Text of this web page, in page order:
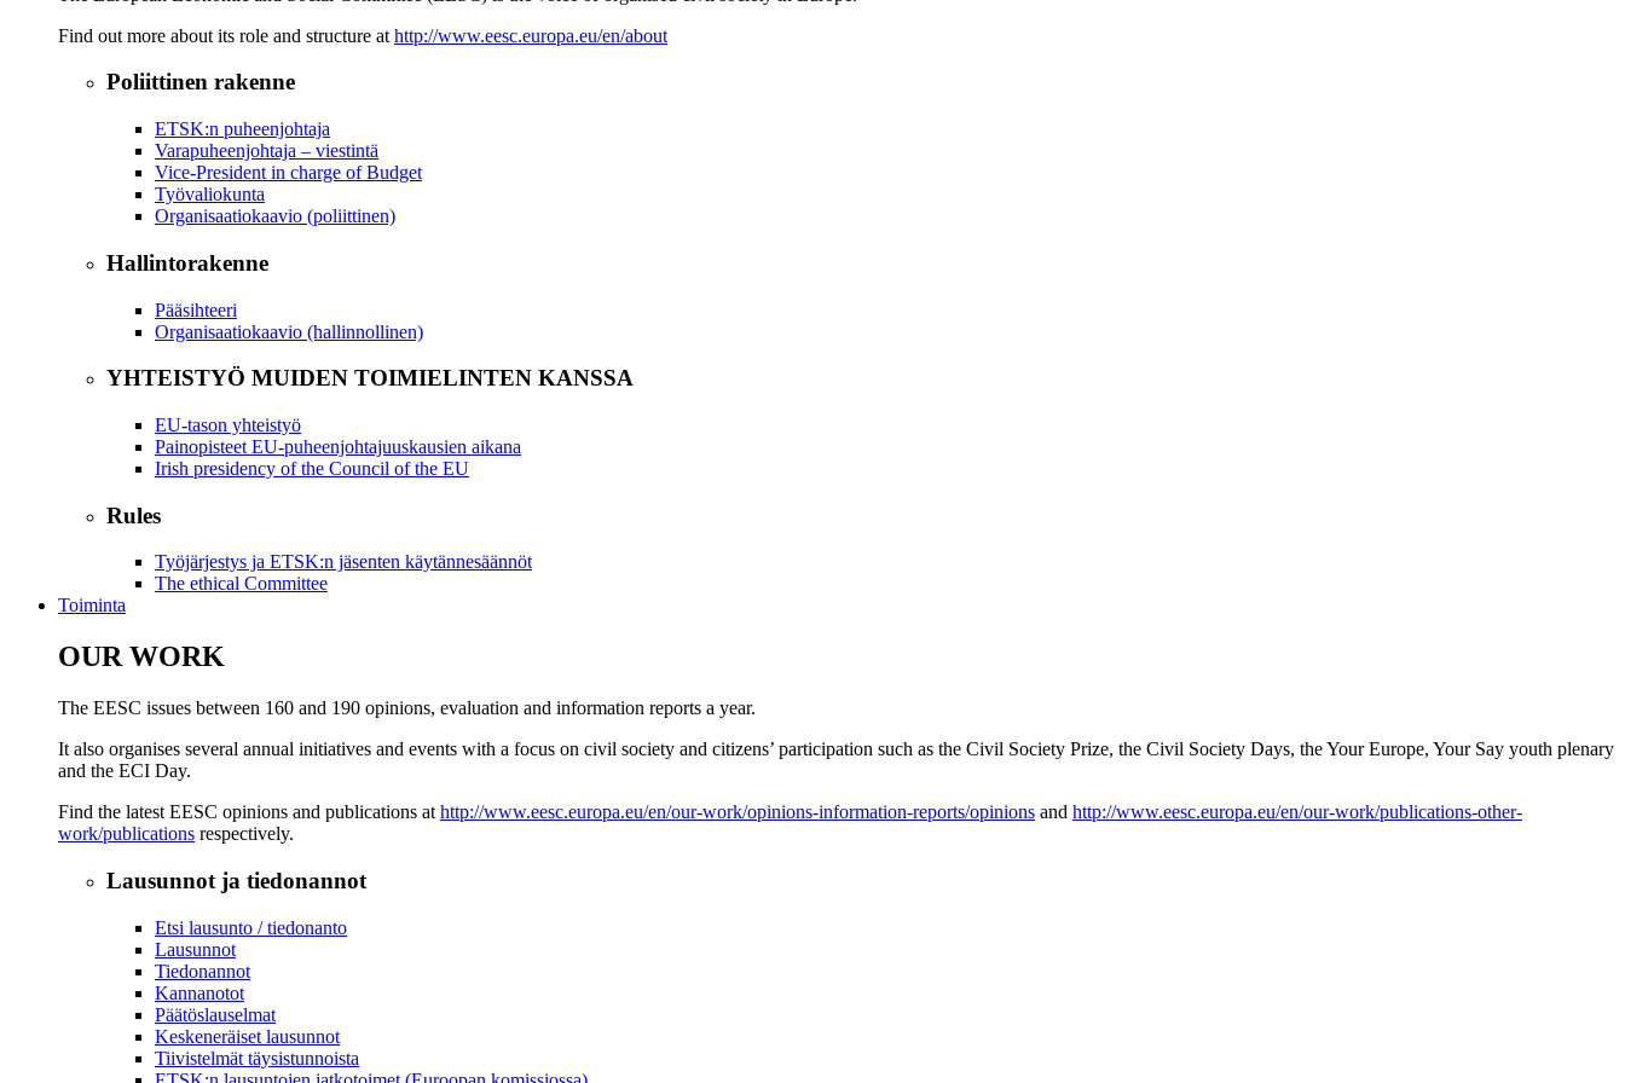
Find out more about its role and structure at http://www.eesc.europa.eu/en/about
Poliittinen rakenne
ETSK:n puheenjohtaja
Varapuheenjohtaja – viestintä
Vice-President in charge of Budget
Työvaliokunta
Organisaatiokaavio (poliittinen)
Hallintorakenne
Pääsihteeri
Organisaatiokaavio (hallinnollinen)
YHTEISTYÖ MUIDEN TOIMIELINTEN KANSSA
EU-tason yhteistyö
Painopisteet EU-puheenjohtajuuskausien aikana
Irish presidency of the Council of the EU
Rules
Työjärjestys ja ETSK:n jäsenten käytännesäännöt
​​​​​​​​​​​​​​​​​​​​​​The ethical Committee
Toiminta
OUR WORK
The EESC issues between 160 and 190 opinions, evaluation and information reports a year.
It also organises several annual initiatives and events with a focus on civil society and citizens’ participation such as the Civil Society Prize, the Civil Society Days, the Your Europe, Your Say youth plenary
and the ECI Day.
Find the latest EESC opinions and publications at http://www.eesc.europa.eu/en/our-work/opinions-information-reports/opinions and http://www.eesc.europa.eu/en/our-work/publications-other-
work/publications respectively.
Lausunnot ja tiedonannot
Etsi lausunto / tiedonanto
Lausunnot
Tiedonannot
Kannanotot
Päätöslauselmat
Keskeneräiset lausunnot
Tiivistelmät täysistunnoista